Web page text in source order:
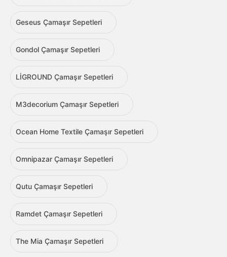
Geseus Çamaşır Sepetleri
Gondol Çamaşır Sepetleri
LİGROUND Çamaşır Sepetleri
M3decorium Çamaşır Sepetleri
Ocean Home Textile Çamaşır Sepetleri
Omnipazar Çamaşır Sepetleri
Qutu Çamaşır Sepetleri
Ramdet Çamaşır Sepetleri
The Mia Çamaşır Sepetleri